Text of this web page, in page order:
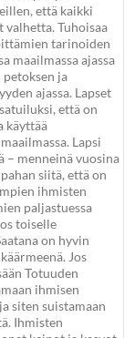
että kaikki
valhetta. Tuhoisaa
tarinoiden
maailmassa ajassa
ja
ajassa. Lapset
että on
käyttää
Lapsi
– menneinä vuosina
siitä, että on
ihmisten
paljastuessa
toiselle
on hyvin
Jos
Totuuden
ihmisen
siten suistamaan
Ihmisten